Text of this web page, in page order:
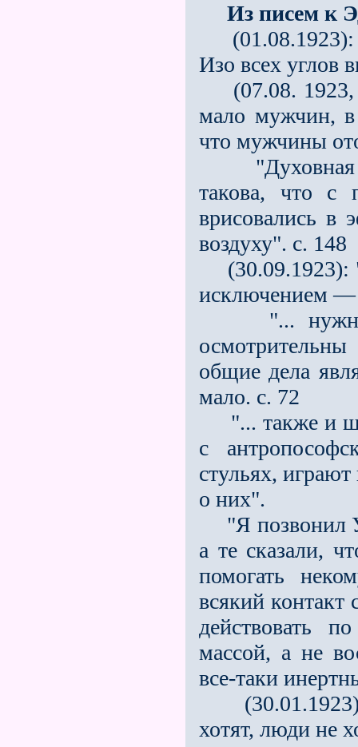
Из писем к
(01.08.1923):
Изо всех углов
(07.08. 1923,
мало мужчин, в
что мужчины
"Духовная
такова, что с
врисовались в
воздуху". с. 148
(30.09.1923):
исключением —
"... нужны
общие дела
мало. с. 72
"... также и
с
стульях,
о них".
"Я позвонил
а те сказали,
помогать
всякий
действовать
массой, а не
все-таки
(30.01.1923):
хотят, люди не